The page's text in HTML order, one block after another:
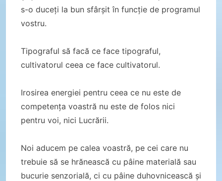
s-o duceți la bun sfârșit în funcție de programul
vostru.
Tipograful să facă ce face tipograful,
cultivatorul ceea ce face cultivatorul.
Irosirea energiei pentru ceea ce nu este de
competența voastră nu este de folos nici
pentru voi, nici Lucrării.
Noi aducem pe calea voastră, pe cei care nu
trebuie să se hrănească cu pâine materială sau
bucurie senzorială, ci cu pâine duhovnicească și